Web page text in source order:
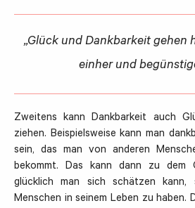
„Glück und Dankbarkeit gehen
einher und
Zweitens kann Dankbarkeit auch
ziehen. Beispielsweise kann man
sein, das man von anderen
bekommt. Das kann dann zu dem
glücklich man sich schätzen kann,
Menschen in seinem Leben zu haben.